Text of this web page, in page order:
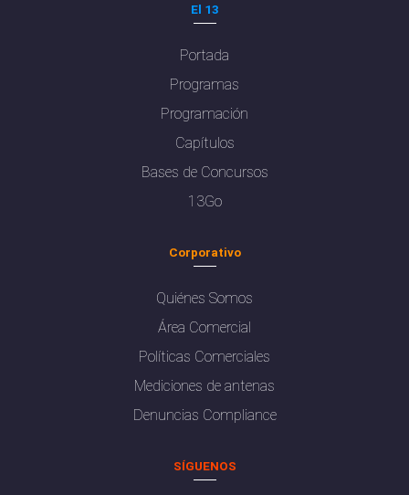
El 13
Portada
Programas
Programación
Capítulos
Bases de Concursos
13Go
Corporativo
Quiénes Somos
Área Comercial
Políticas Comerciales
Mediciones de antenas
Denuncias Compliance
SÍGUENOS